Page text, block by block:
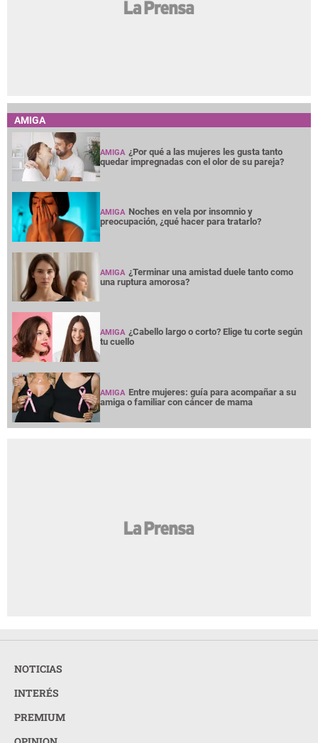
AMIGA
AMIGA ¿Por qué a las mujeres les gusta tanto
quedar impregnadas con el olor de su pareja?
AMIGA Noches en vela por insomnio y
preocupación, ¿qué hacer para tratarlo?
AMIGA ¿Terminar una amistad duele tanto como
una ruptura amorosa?
AMIGA ¿Cabello largo o corto? Elige tu corte según
tu cuello
AMIGA Entre mujeres: guía para acompañar a su
amiga o familiar con cáncer de mama
NOTICIAS
INTERÉS
PREMIUM